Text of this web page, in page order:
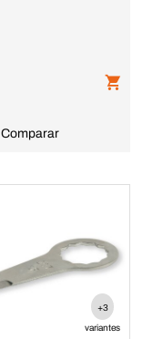
Comparar
+3
variantes